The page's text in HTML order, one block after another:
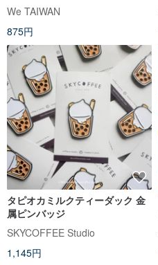
We TAIWAN
875円
タピオカミルクティーダック 金
属ピンバッジ
SKYCOFFEE Studio
1,145円